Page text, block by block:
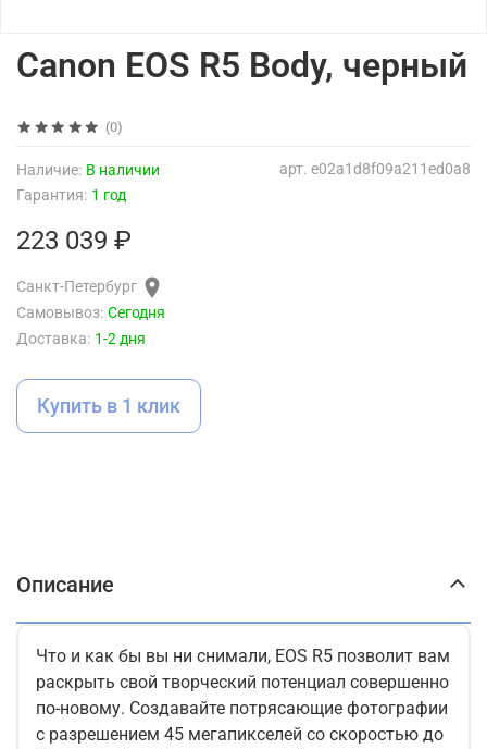
(0)
арт. e02a1d8f09a211ed0a8
Наличие: В наличии
Гарантия: 1 год
Canon EOS R5 Body, черный
223 039 ₽
Санкт-Петербург
Самовывоз: Сегодня
Доставка: 1-2 дня
Купить в 1 клик
Описание
Что и как бы вы ни снимали, EOS R5 позволит вам
раскрыть свой творческий потенциал совершенно
по-новому. Создавайте потрясающие фотографии
с разрешением 45 мегапикселей со скоростью до